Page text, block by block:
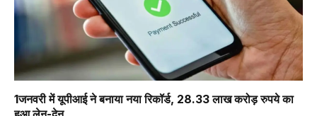
1️जनवरी में यूपीआई ने बनाया नया रिकॉर्ड, 28.33 लाख करोड़ रुपये का